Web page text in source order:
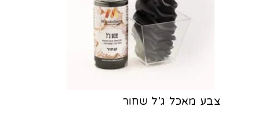
צבע מאכל ג'ל שחור